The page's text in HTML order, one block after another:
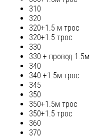
310
320
320+1.5 м трос
320+1.5 трос
330
330 + провод 1.5м
340
340 +1.5м трос
345
350
350+1.5м трос
350+1.5 трос
360
370